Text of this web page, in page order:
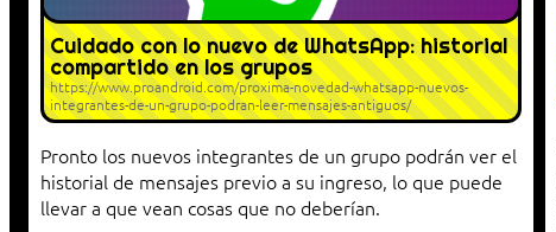
Cuidado con lo nuevo de WhatsApp: historial
compartido en los grupos
https://www.proandroid.com/proxima-novedad-whatsapp-nuevos-
integrantes-de-un-grupo-podran-leer-mensajes-antiguos/
Pronto los nuevos integrantes de un grupo podrán ver el
historial de mensajes previo a su ingreso, lo que puede
llevar a que vean cosas que no deberían.